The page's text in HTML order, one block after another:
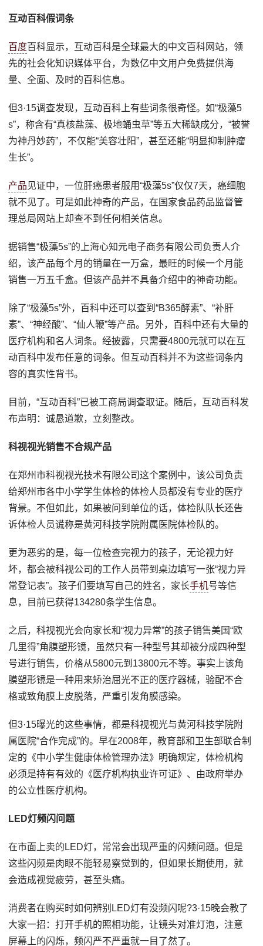
互动百科假词条
百度百科显示，互动百科是全球最大的中文百科网站，领
先的社会化知识媒体平台，为数亿中文用户免费提供海
量、全面、及时的百科信息。
但3·15调查发现，互动百科上有些词条很奇怪。如“极藻5
s”，称含有“真核盐藻、极地蛹虫草”等五大稀缺成分，“被誉
为神丹妙药”，不仅能“美容壮阳”，甚至还能“明显抑制肿瘤
生长”。
产品见证中，一位肝癌患者服用“极藻5s”仅仅7天，癌细胞
就不见了。可是如此神奇的产品，在国家食品药品监督管
理总局网站上却查不到任何相关信息。
据销售“极藻5s”的上海心知元电子商务有限公司负责人介
绍，该产品每个月的销量在一万盒，最旺的时候一个月能
销售一万五千盒。但该产品并不具备介绍中的神奇功能。
除了“极藻5s”外，百科中还可以查到“B365酵素”、“补肝
素”、“神经酸”、“仙人鞭”等产品。另外，百科中还有大量的
医疗机构和名人词条。经披露，只需要4800元就可以在互
动百科中发布任意的词条。但互动百科并不为这些词条内
容的真实性背书。
目前，“互动百科”已被工商局调查取证。随后，互动百科发
布声明：诚恳道歉，立刻整改。
科视视光销售不合规产品
在郑州市科视视光技术有限公司这个案例中，该公司负责
给郑州市各中小学学生体检的体检人员都没有专业的医疗
背景。不但如此，如果被问到单位的话，体检队队长还告
诉体检人员谎称是黄河科技学院附属医院体检队的。
更为恶劣的是，每一位检查完视力的孩子，无论视力好
坏，都会被科视公司的工作人员带到桌边填写一张“视力异
常登记表”。孩子们要填写自己的姓名，家长手机号等信
息，目前已获得134280条学生信息。
之后，科视视光会向家长和“视力异常”的孩子销售美国“欧
几里得”角膜塑形镜，虽然只有一种型号其却被分成四种型
号进行销售，价格从5800元到13800元不等。事实上该角
膜塑形镜是一种用来矫治屈光不正的医疗器械，验配不合
格或致角膜上皮脱落，严重引发角膜感染。
但3·15曝光的这些事情，都是科视视光与黄河科技学院附
属医院“合作完成”的。早在2008年，教育部和卫生部联合制
定的《中小学生健康体检管理办法》明确规定，体检机构
必须是持有有效的《医疗机构执业许可证》、由政府举办
的公立性医疗机构。
LED灯频闪问题
在市面上卖的LED灯，常常会出现严重的闪频问题。但是
这些闪频是肉眼不能轻易察觉到的，但如果长期使用，就
会造成视觉疲劳，甚至头痛。
消费者在购买时如何辨别LED灯有没频闪呢?3·15晚会教了
大家一招：打开手机的照相功能，让镜头对准灯泡，注意
屏幕上的闪烁，频闪严不严重就一目了然了。